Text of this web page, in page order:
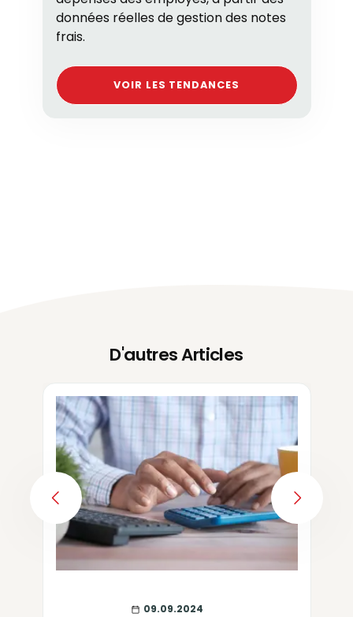
données réelles de gestion des notes
frais.
VOIR LES TENDANCES
D'autres Articles
09.09.2024
PREVIOUS